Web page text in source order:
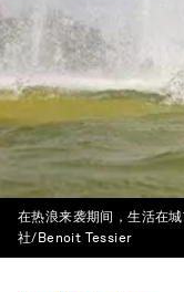
在热浪来袭期间，生活在
社/Benoit Tessier